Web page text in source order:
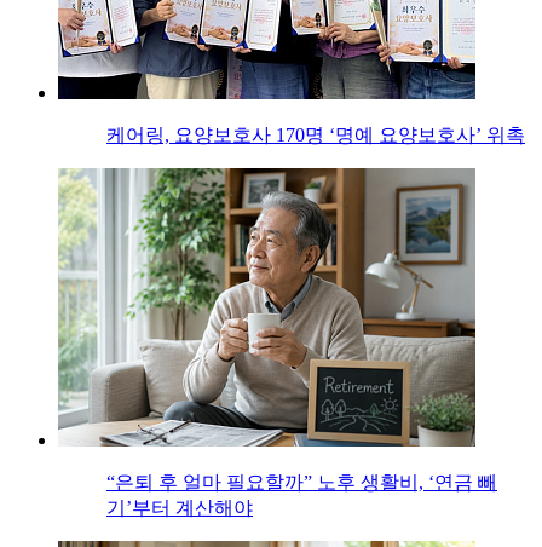
케어링, 요양보호사 170명 ‘명예 요양보호사’ 위촉
“은퇴 후 얼마 필요할까” 노후 생활비, ‘연금 빼
기’부터 계산해야